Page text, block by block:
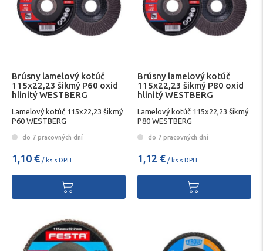
Brúsny lamelový kotúč
115x22,23 šikmý P60 oxid
hlinitý WESTBERG
Lamelový kotúč 115x22,23 šikmý
P60 WESTBERG
do 7 pracovných dní
1,10 € / ks s DPH
Brúsny lamelový kotúč
115x22,23 šikmý P80 oxid
hlinitý WESTBERG
Lamelový kotúč 115x22,23 šikmý
P80 WESTBERG
do 7 pracovných dní
1,12 € / ks s DPH